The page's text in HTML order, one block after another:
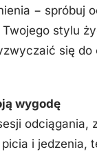
− spróbuj
stylu
się
wygodę
odciągania,
i